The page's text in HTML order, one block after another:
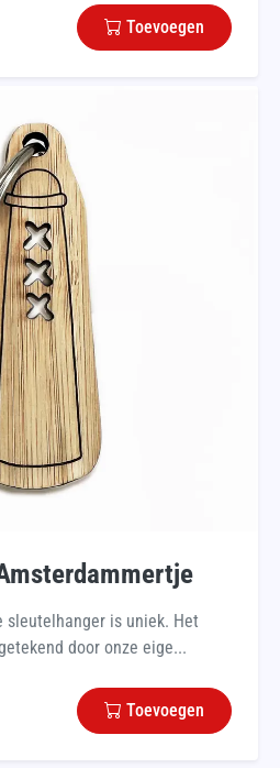
Toevoegen
sleutelhanger is uniek. Het
door onze eige...
Toevoegen